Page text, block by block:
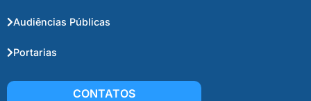
Audiências Públicas
Portarias
CONTATOS